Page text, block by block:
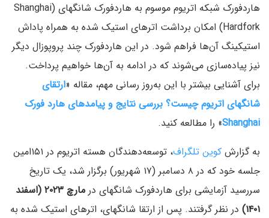
هاردفورک شبکه اتریوم موسوم به هاردفورک شانگهای (Shanghai
Hardfork) امکان برداشت اترهای استیک شده به همراه پاداش
استیکینگ آن‌ها فراهم شود. در این هاردفورک چند پروپوزال دیگر
نیز پیاده‌سازی می‌شوند که در ادامه به آن‌ها خواهیم پرداخت.
برای آشنایی بیشتر با این به‌روز رسانی مهم، مقاله «ارتقای
شانگهای اتریوم چیست؟ بررسی نتایج و پیامدهای هارد فورک
Shanghai» را مطالعه کنید.
به گزارش کوین تلگراف
، توسعه‌دهندگان هسته اتریوم در ۱۵۱امین
جلسه خود که در ۸ دسامبر (۱۷ شهریور) برگزار شد، یک تاریخ
سررسید آزمایشی برای هاردفورک شانگهای در
مارچ ۲۰۲۳ (اسفند
۱۴۰۱) در نظر گرفتند. پس از ارتقا شانگهای، اترهای استیک شده به